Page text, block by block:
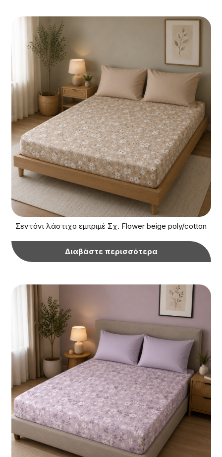
Σεντόνι λάστιχο εμπριμέ Σχ. Flower beige poly/cotton
Διαβάστε περισσότερα